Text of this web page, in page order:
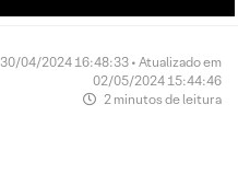
30/04/2024 16:48:33 • Atualizado em
02/05/2024 15:44:46
2 minutos de leitura